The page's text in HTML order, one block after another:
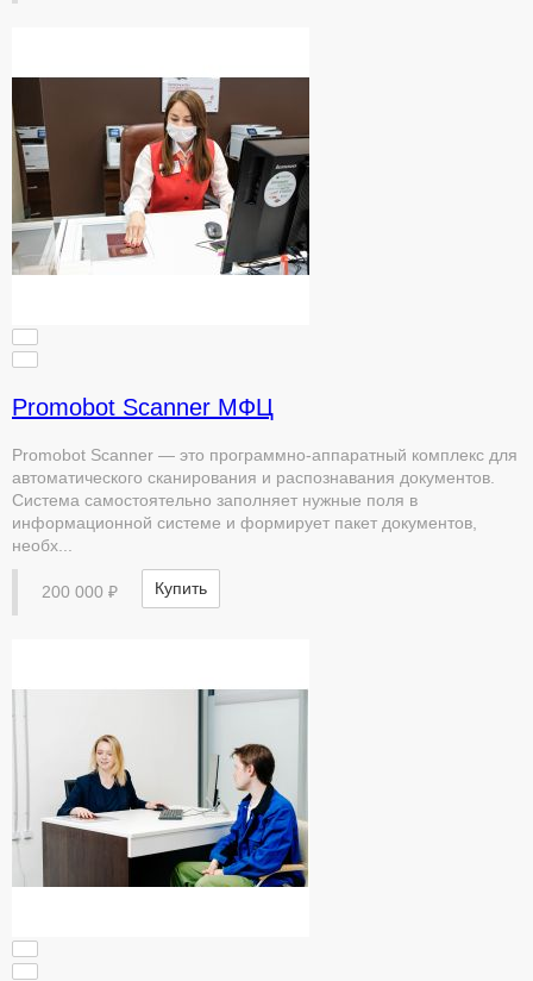
Promobot Scanner МФЦ
Promobot Scanner — это программно-аппаратный комплекс для
автоматического сканирования и распознавания документов.
Система самостоятельно заполняет нужные поля в
информационной системе и формирует пакет документов,
необх...
200 000 ₽ Купить